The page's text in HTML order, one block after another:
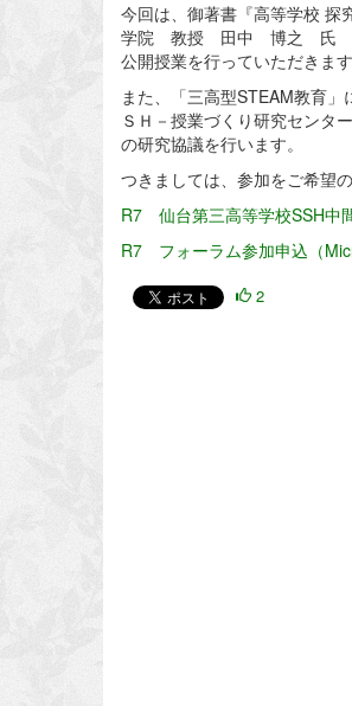
今回は、御著書『高等学校 探
学院 教授 田中 博之 氏 によ
公開授業を行っていただきます
また、「三高型STEAM教育
ＳＨ－授業づくり研究センタ
の研究協議を行います。
つきましては、参加をご希望
R7 仙台第三高等学校SSH中
R7 フォーラム参加申込（
2